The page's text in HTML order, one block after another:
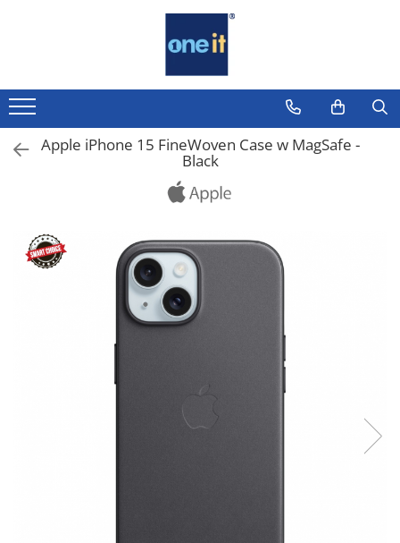
Laptop, Tablete & Telefoane
Laptop / Notebook
Notebook Consumer
Tablete & accesorii
Telefoane & accesorii
Apple iPhone 15 FineWoven Case w MagSafe -
Black